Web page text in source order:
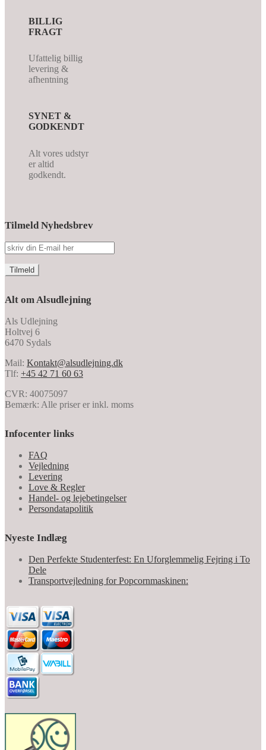
BILLIG
FRAGT
Ufattelig billig
levering &
afhentning
SYNET &
GODKENDT
Alt vores udstyr
er altid
godkendt.
Tilmeld Nyhedsbrev
Alt om Alsudlejning
Als Udlejning
Holtvej 6
6470 Sydals
Mail: Kontakt@alsudlejning.dk
Tlf: +45 42 71 60 63
CVR: 40075097
Bemærk: Alle priser er inkl. moms
Infocenter links
FAQ
Vejledning
Levering
Love & Regler
Handel- og lejebetingelser
Persondatapolitik
Nyeste Indlæg
Den Perfekte Studenterfest: En Uforglemmelig Fejring i To
Dele
Transportvejledning for Popcornmaskinen: